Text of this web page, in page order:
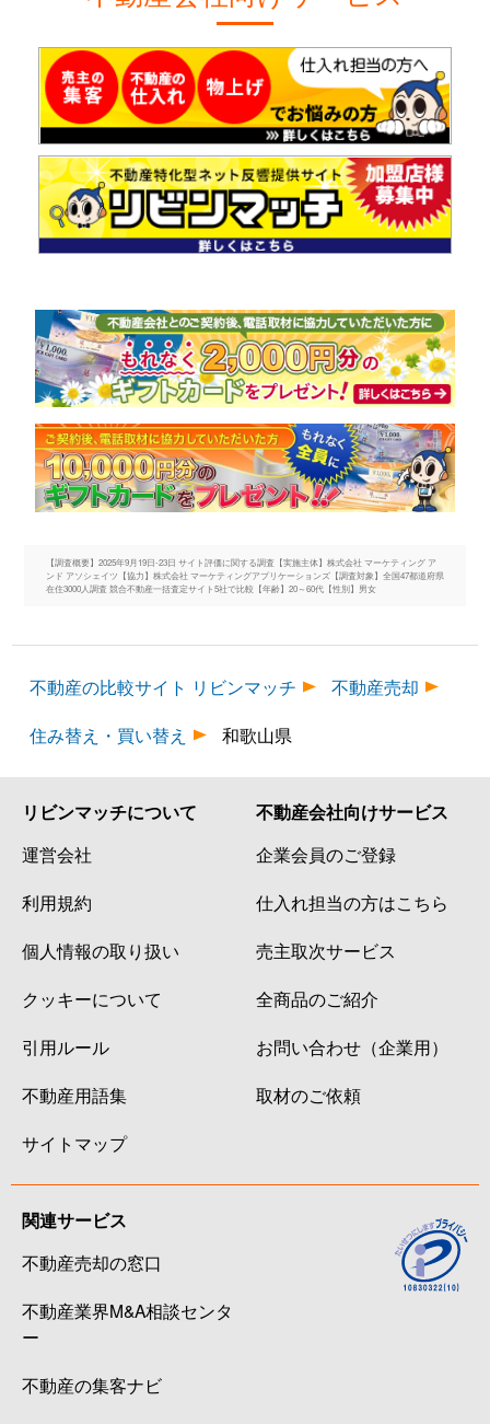
【調査概要】2025年9月19日-23日 サイト評価に関する調査【実施主体】株式会社 マーケティング ア
ンド アソシェイツ【協力】株式会社 マーケティングアプリケーションズ【調査対象】全国47都道府県
在住3000人調査 競合不動産一括査定サイト5社で比較【年齢】20～60代【性別】男女
不動産の比較サイト リビンマッチ
不動産売却
住み替え・買い替え
和歌山県
リビンマッチについて
運営会社
利用規約
個人情報の取り扱い
クッキーについて
引用ルール
不動産用語集
サイトマップ
不動産会社向けサービス
企業会員のご登録
仕入れ担当の方はこちら
売主取次サービス
全商品のご紹介
お問い合わせ（企業用）
取材のご依頼
関連サービス
不動産売却の窓口
不動産業界M&A相談センタ
ー
不動産の集客ナビ